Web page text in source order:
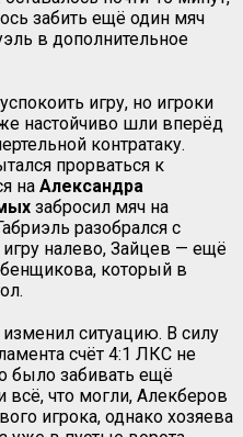
забить ещё один мяч
в дополнительное
игру, но игроки
настойчиво шли вперёд
контратаку.
прорваться к
на Александра
забросил мяч на
разобрался с
налево, Зайцев — ещё
который в
ситуацию. В силу
счёт 4:1 ЛКС не
было забивать ещё
что могли, Алекберов
игрока, однако хозяева